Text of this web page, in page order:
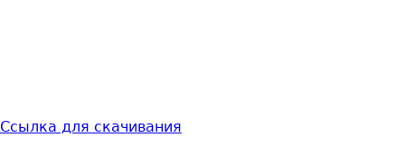
Ссылка для скачивания